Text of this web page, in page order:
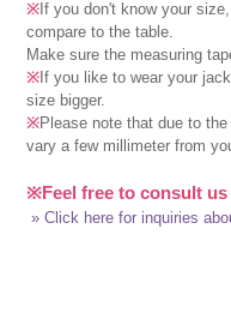
※If you don't know your
compare to the table.
Make sure the measuring
※If you like to wear your
size bigger.
※Please note that due to
vary a few millimeter from
※Feel free to consult
» Click here for inquiries